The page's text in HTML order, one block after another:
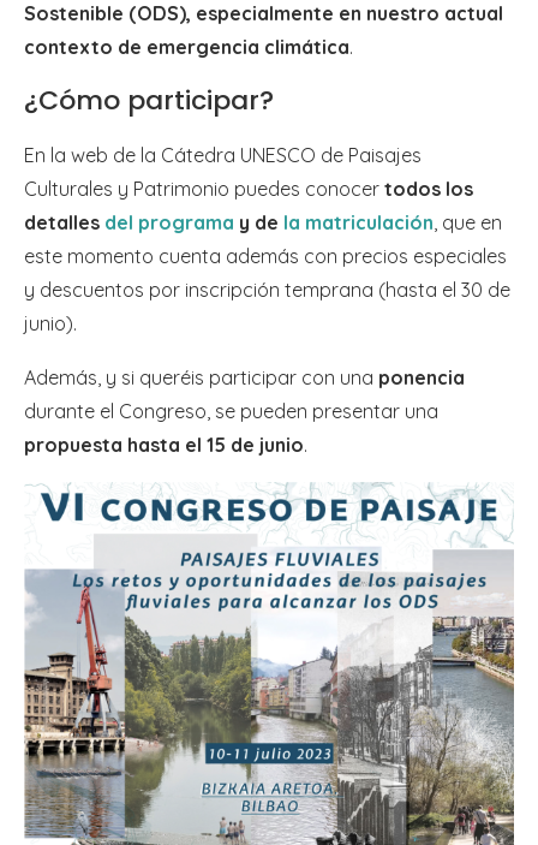
Sostenible (ODS), especialmente en nuestro actual
contexto de emergencia climática.
¿Cómo participar?
En la web de la Cátedra UNESCO de Paisajes
Culturales y Patrimonio puedes conocer todos los
detalles del programa y de la matriculación, que en
este momento cuenta además con precios especiales
y descuentos por inscripción temprana (hasta el 30 de
junio).
Además, y si queréis participar con una ponencia
durante el Congreso, se pueden presentar una
propuesta hasta el 15 de junio.